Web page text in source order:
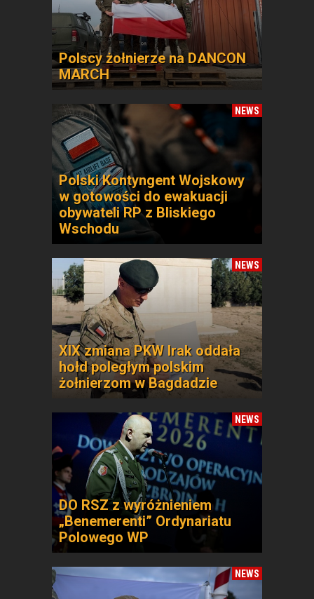
Polscy żołnierze na DANCON
MARCH
NEWS
Polski Kontyngent Wojskowy
w gotowości do ewakuacji
obywateli RP z Bliskiego
Wschodu
NEWS
XIX zmiana PKW Irak oddała
hołd poległym polskim
żołnierzom w Bagdadzie
NEWS
DO RSZ z wyróżnieniem
„Benemerenti” Ordynariatu
Polowego WP
NEWS